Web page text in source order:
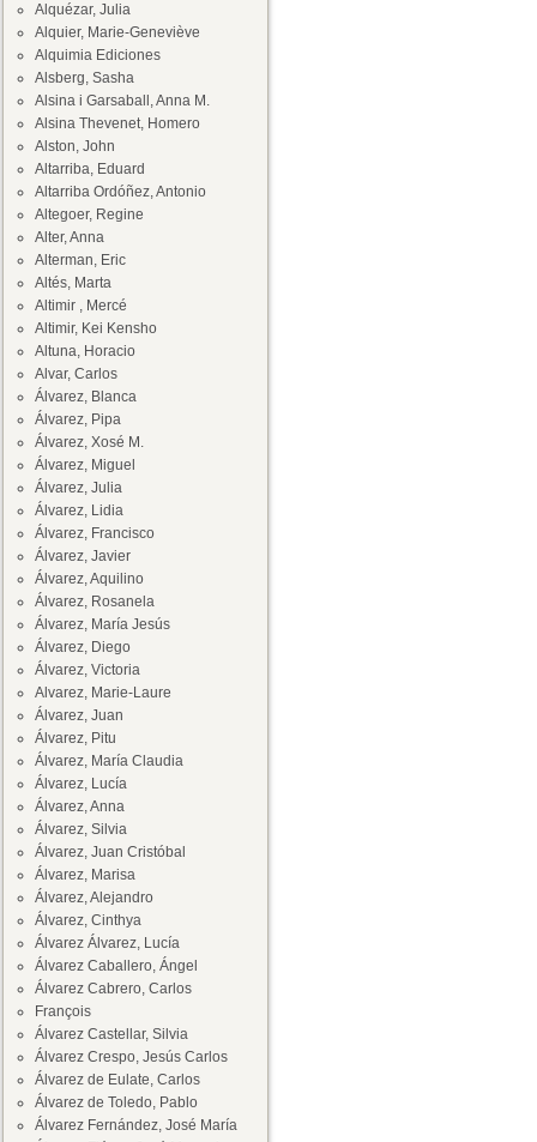
Alquézar, Julia
Alquier, Marie-Geneviève
Alquimia Ediciones
Alsberg, Sasha
Alsina i Garsaball, Anna M.
Alsina Thevenet, Homero
Alston, John
Altarriba, Eduard
Altarriba Ordóñez, Antonio
Altegoer, Regine
Alter, Anna
Alterman, Eric
Altés, Marta
Altimir , Mercé
Altimir, Kei Kensho
Altuna, Horacio
Alvar, Carlos
Álvarez, Blanca
Álvarez, Pipa
Álvarez, Xosé M.
Álvarez, Miguel
Álvarez, Julia
Álvarez, Lidia
Álvarez, Francisco
Álvarez, Javier
Álvarez, Aquilino
Álvarez, Rosanela
Álvarez, María Jesús
Álvarez, Diego
Álvarez, Victoria
Alvarez, Marie-Laure
Álvarez, Juan
Álvarez, Pitu
Álvarez, María Claudia
Álvarez, Lucía
Álvarez, Anna
Álvarez, Silvia
Álvarez, Juan Cristóbal
Álvarez, Marisa
Álvarez, Alejandro
Álvarez, Cinthya
Álvarez Álvarez, Lucía
Álvarez Caballero, Ángel
Álvarez Cabrero, Carlos
François
Álvarez Castellar, Silvia
Álvarez Crespo, Jesús Carlos
Álvarez de Eulate, Carlos
Álvarez de Toledo, Pablo
Álvarez Fernández, José María